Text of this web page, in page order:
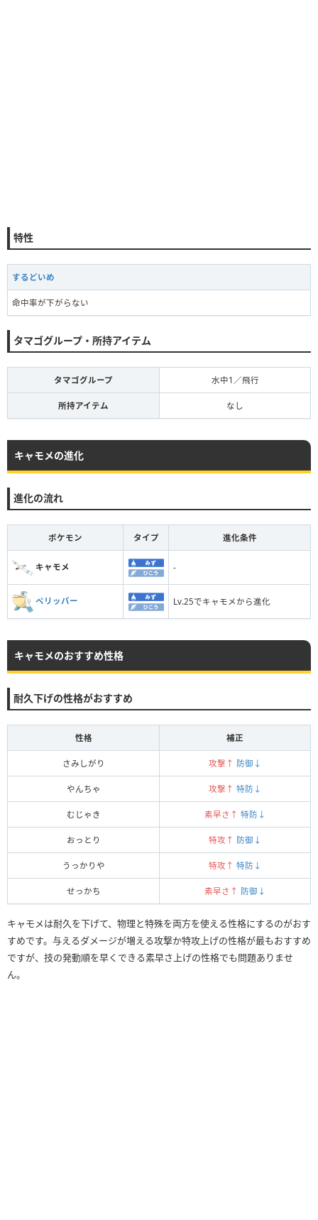
特性
するどいめ
命中率が下がらない
タマゴグループ・所持アイテム
タマゴグループ 水中1／飛行
所持アイテム なし
キャモメの進化
進化の流れ
ポケモン タイプ 進化条件
キャモメ -
ペリッパー Lv.25でキャモメから進化
キャモメのおすすめ性格
耐久下げの性格がおすすめ
性格 補正
さみしがり 攻撃↑ 防御↓
やんちゃ 攻撃↑ 特防↓
むじゃき 素早さ↑ 特防↓
おっとり 特攻↑ 防御↓
うっかりや 特攻↑ 特防↓
せっかち 素早さ↑ 防御↓
キャモメは耐久を下げて、物理と特殊を両方を使える性格にするのがおす
すめです。与えるダメージが増える攻撃か特攻上げの性格が最もおすすめ
ですが、技の発動順を早くできる素早さ上げの性格でも問題ありませ
ん。